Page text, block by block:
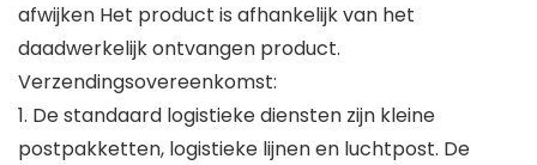
afwijken Het product is afhankelijk van het
daadwerkelijk ontvangen product.
Verzendingsovereenkomst:
1. De standaard logistieke diensten zijn kleine
postpakketten, logistieke lijnen en luchtpost. De